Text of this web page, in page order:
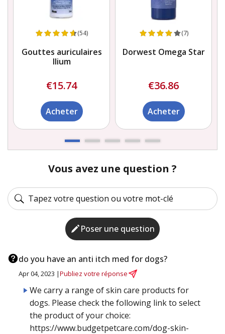
(54)
Gouttes auriculaires
Ilium
€15.74
Acheter
(7)
Dorwest Omega Star
€36.86
Acheter
Vous avez une question ?
Poser une question
do you have an anti itch med for dogs?
Apr 04, 2023 |Publiez votre réponse
We carry a range of skin care products for
dogs. Please check the following link to select
the product of your choice:
https://www.budgetpetcare.com/dog-skin-